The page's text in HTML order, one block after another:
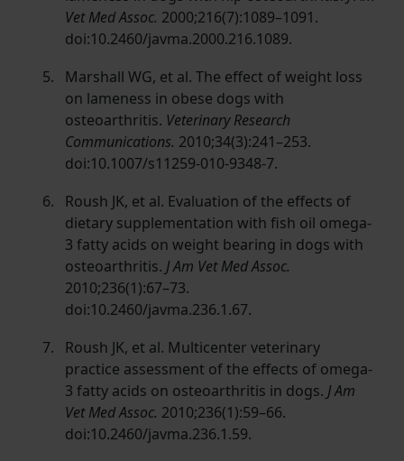
Vet Med Assoc. 2000;216(7):1089–1091.
doi:10.2460/javma.2000.216.1089.
Marshall WG, et al. The effect of weight loss
on lameness in obese dogs with
osteoarthritis. Veterinary Research
Communications. 2010;34(3):241–253.
doi:10.1007/s11259-010-9348-7.
Roush JK, et al. Evaluation of the effects of
dietary supplementation with fish oil omega-
3 fatty acids on weight bearing in dogs with
osteoarthritis. J Am Vet Med Assoc.
2010;236(1):67–73.
doi:10.2460/javma.236.1.67.
Roush JK, et al. Multicenter veterinary
practice assessment of the effects of omega-
3 fatty acids on osteoarthritis in dogs. J Am
Vet Med Assoc. 2010;236(1):59–66.
doi:10.2460/javma.236.1.59.